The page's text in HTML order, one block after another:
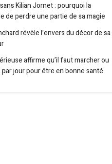
Kilian Jornet : pourquoi la
de perdre une partie de sa magie
révèle l’envers du décor de sa
affirme qu’il faut marcher ou
jour pour être en bonne santé